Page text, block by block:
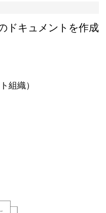
ドキュメントを作成
組織）